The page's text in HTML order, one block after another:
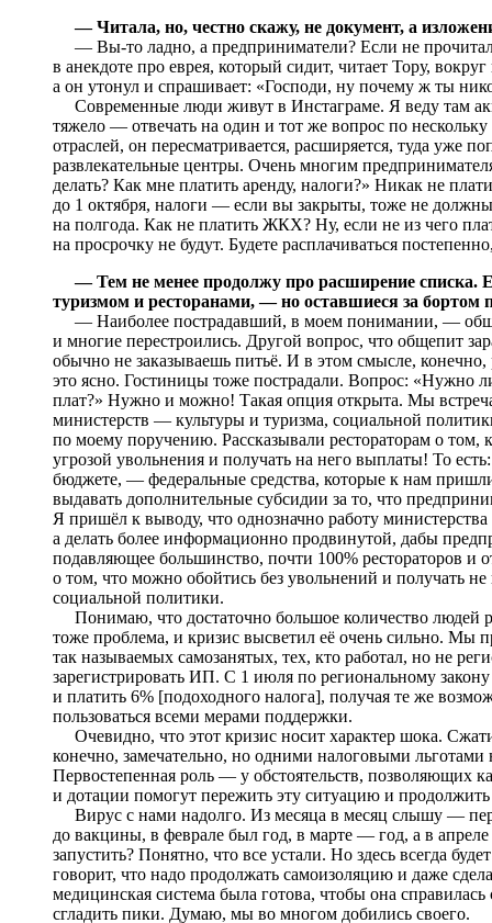
— Читала, но, честно скажу, не документ, а
— Вы-то ладно, а предприниматели? Если не прочитал
в анекдоте про еврея, который сидит, читает Тору,
а он утонул и спрашивает: «Господи, ну почему ж ты
Современные люди живут в Инстаграме. Я веду там
тяжело — отвечать на один и тот же вопрос по
отраслей, он пересматривается, расширяется, туда уже
развлекательные центры. Очень многим
делать? Как мне платить аренду, налоги?» Никак не
до 1 октября, налоги — если вы закрыты, тоже не
на полгода. Как не платить ЖКХ? Ну, если не из чего
на просрочку не будут. Будете расплачиваться
— Тем не менее продолжу про расширение
туризмом и ресторанами, — но оставшиеся за бортом
— Наиболее пострадавший, в моем понимании, —
и многие перестроились. Другой вопрос, что общепит
обычно не заказываешь питьё. И в этом смысле,
это ясно. Гостиницы тоже пострадали. Вопрос: «Нужно
плат?» Нужно и можно! Такая опция открыта. Мы
министерств — культуры и туризма, социальной
по моему поручению. Рассказывали рестораторам о
угрозой увольнения и получать на него выплаты! То
бюджете, — федеральные средства, которые к нам
выдавать дополнительные субсидии за то, что
Я пришёл к выводу, что однозначно работу
а делать более информационно продвинутой, дабы
подавляющее большинство, почти 100% рестораторов и
о том, что можно обойтись без увольнений и получать
социальной политики.
Понимаю, что достаточно большое количество людей
тоже проблема, и кризис высветил её очень сильно. Мы
так называемых самозанятых, тех, кто работал, но не
зарегистрировать ИП. С 1 июля по региональному
и платить 6% [подоходного налога], получая те же
пользоваться всеми мерами поддержки.
Очевидно, что этот кризис носит характер шока.
конечно, замечательно, но одними налоговыми
Первостепенная роль — у обстоятельств, позволяющих
и дотации помогут пережить эту ситуацию и
Вирус с нами надолго. Из месяца в месяц слышу —
до вакцины, в феврале был год, в марте — год, а в
запустить? Понятно, что все устали. Но здесь всегда
говорит, что надо продолжать самоизоляцию и даже
медицинская система была готова, чтобы она
сгладить пики. Думаю, мы во многом добились своего.